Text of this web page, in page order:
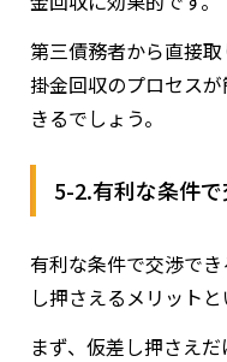
第三債務者から直接
掛金回収のプロセス
きるでしょう。
5-2.有利な条件
有利な条件で交渉で
し押さえるメリットと
まず、仮差し押さえ